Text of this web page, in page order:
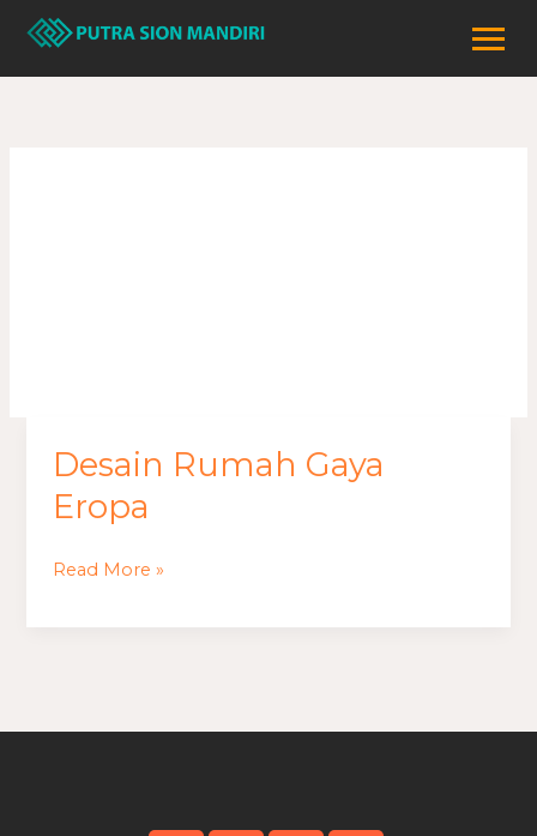
Lewati
konten
Desain Rumah Gaya
Eropa
Desain
Rumah
Gaya
Read More »